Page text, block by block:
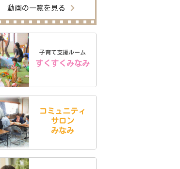
動画の一覧を見る
子育て支援ルーム
すくすくみなみ
コミュニティ
サロン
みなみ